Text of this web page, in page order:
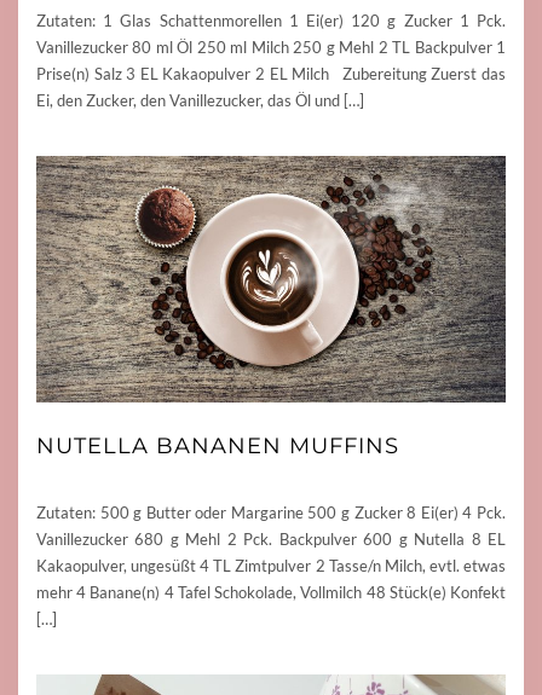
Zutaten: 1 Glas Schattenmorellen 1 Ei(er) 120 g Zucker 1 Pck.
Vanillezucker 80 ml Öl 250 ml Milch 250 g Mehl 2 TL Backpulver 1
Prise(n) Salz 3 EL Kakaopulver 2 EL Milch Zubereitung Zuerst das
Ei, den Zucker, den Vanillezucker, das Öl und […]
NUTELLA BANANEN MUFFINS
Zutaten: 500 g Butter oder Margarine 500 g Zucker 8 Ei(er) 4 Pck.
Vanillezucker 680 g Mehl 2 Pck. Backpulver 600 g Nutella 8 EL
Kakaopulver, ungesüßt 4 TL Zimtpulver 2 Tasse/n Milch, evtl. etwas
mehr 4 Banane(n) 4 Tafel Schokolade, Vollmilch 48 Stück(e) Konfekt
[…]